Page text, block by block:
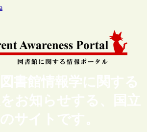
書館情報学に関する
お知らせする、国立
サイトです。